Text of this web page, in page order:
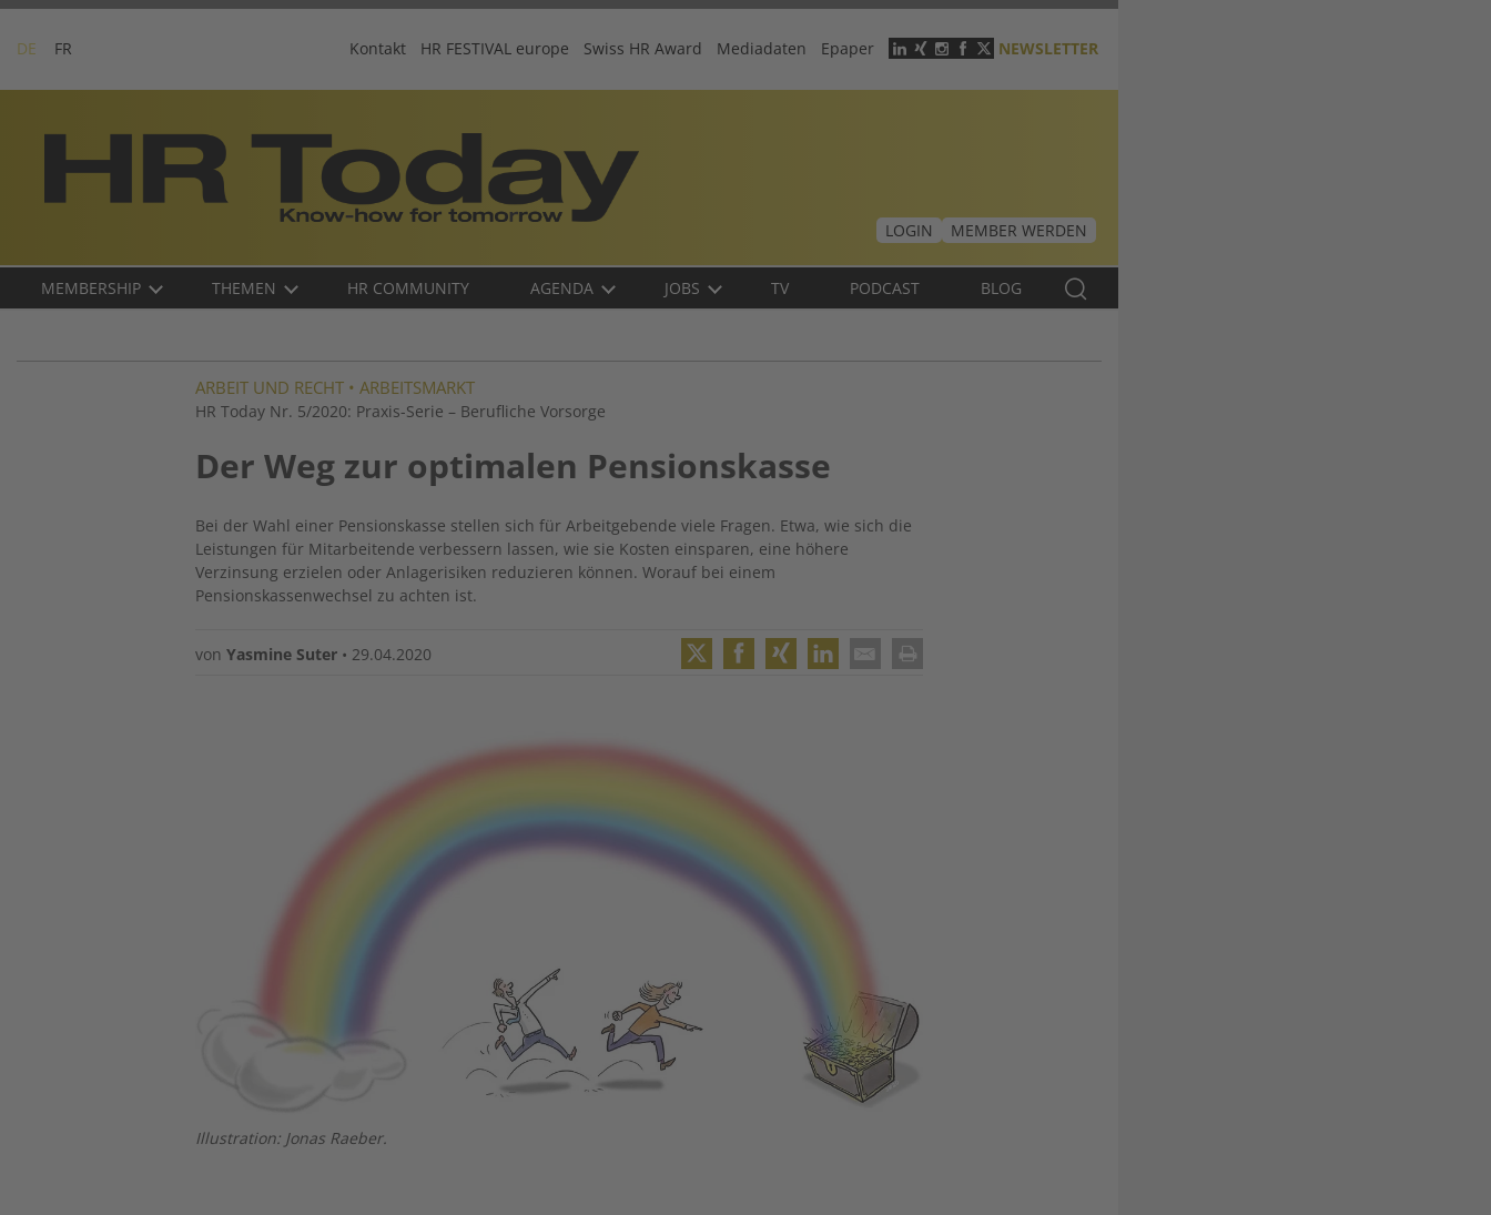
Skip
content
DE FR
Header
menu
Kontakt HR FESTIVAL europe Swiss HR Award Mediadaten Epaper NEWSLETTER
LOGIN
MEMBER WERDEN
Main
DE
MEMBERSHIP THEMEN HR COMMUNITY AGENDA JOBS TV PODCAST BLOG
ARBEIT UND RECHT •ARBEITSMARKT
HR Today Nr. 5/2020: Praxis-Serie – Berufliche Vorsorge
Der Weg zur optimalen Pensionskasse
Bei der Wahl einer Pensionskasse stellen sich für Arbeitgebende viele Fragen. Etwa, wie sich die
Leistungen für Mitarbeitende verbessern lassen, wie sie Kosten einsparen, eine höhere
Verzinsung erzielen oder Anlagerisiken reduzieren können. Worauf bei einem
Pensionskassenwechsel zu achten ist.
von Yasmine Suter • 29.04.2020
Illustration: Jonas Raeber.